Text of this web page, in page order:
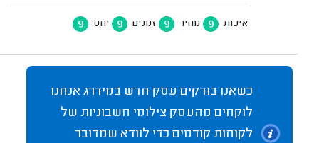
איכות 9 מחיר 9 זמנים 9 יחס 9
כשאנו בודקים עסק חדש במידרג אנחנו
לוקחים מהעסק צילומי חשבוניות של
לקוחות קודמים כדי לוודא שמדובר